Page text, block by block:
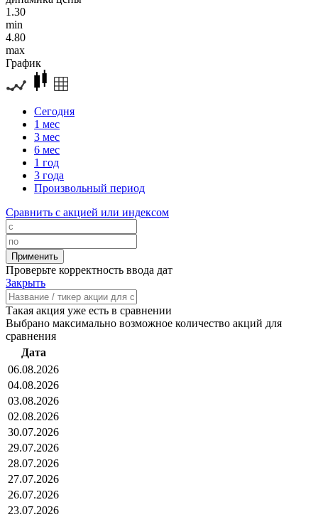
1.30
min
4.80
max
График
Сегодня
1 мес
3 мес
6 мес
1 год
3 года
Произвольный период
Сравнить с акцией или индексом
Проверьте корректность ввода дат
Закрыть
Такая акция уже есть в сравнении
Выбрано максимально возможное количество акций для
сравнения
Дата
06.08.2026
04.08.2026
03.08.2026
02.08.2026
30.07.2026
29.07.2026
28.07.2026
27.07.2026
26.07.2026
23.07.2026